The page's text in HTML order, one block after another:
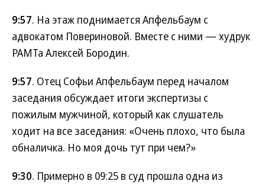
9:57. На этаж поднимается Апфельбаум с
адвокатом Повериновой. Вместе с ними — худрук
РАМТа Алексей Бородин.
9:57. Отец Софьи Апфельбаум перед началом
заседания обсуждает итоги экспертизы с
пожилым мужчиной, который как слушатель
ходит на все заседания: «Очень плохо, что была
обналичка. Но моя дочь тут при чем?»
9:30. Примерно в 09:25 в суд прошла одна из